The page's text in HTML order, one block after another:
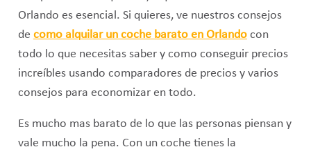
Orlando es esencial. Si quieres, ve nuestros consejos
de como alquilar un coche barato en Orlandocon
todo lo que necesitas saber y como conseguir precios
increíbles usando comparadores de precios y varios
consejos para economizar en todo.
Es mucho mas barato de lo que las personas piensan y
vale mucho la pena. Con un coche tienes la